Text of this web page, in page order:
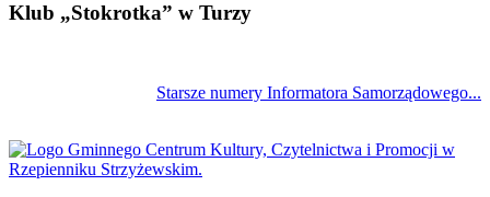
Klub „Stokrotka” w Turzy
Starsze numery Informatora Samorządowego...